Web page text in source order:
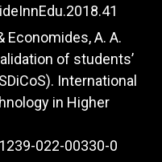
Economides, A. A.
of students’
International
in Higher
022-00330-0